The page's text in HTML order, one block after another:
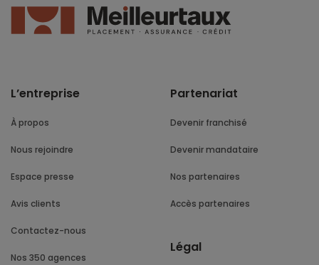
L’entreprise
À propos
Nous rejoindre
Espace presse
Avis clients
Contactez-nous
Nos 350 agences
Partenariat
Devenir franchisé
Devenir mandataire
Nos partenaires
Accès partenaires
Légal